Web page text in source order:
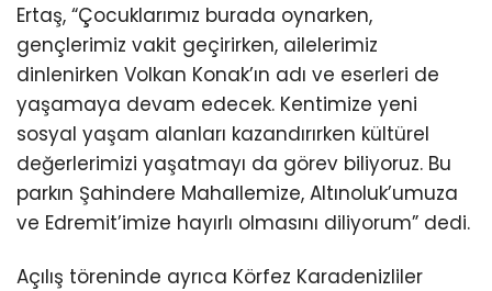
Ertaş, “Çocuklarımız burada oynarken,
gençlerimiz vakit geçirirken, ailelerimiz
dinlenirken Volkan Konak’ın adı ve eserleri de
yaşamaya devam edecek. Kentimize yeni
sosyal yaşam alanları kazandırırken kültürel
değerlerimizi yaşatmayı da görev biliyoruz. Bu
parkın Şahindere Mahallemize, Altınoluk’umuza
ve Edremit’imize hayırlı olmasını diliyorum” dedi.
Açılış töreninde ayrıca Körfez Karadenizliler